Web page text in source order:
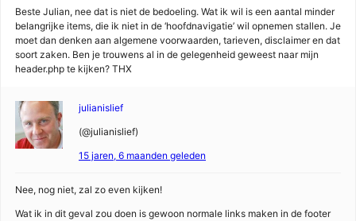
Beste Julian, nee dat is niet de bedoeling. Wat ik wil is een aantal minder
belangrijke items, die ik niet in de ‘hoofdnavigatie’ wil opnemen stallen. Je
moet dan denken aan algemene voorwaarden, tarieven, disclaimer en dat
soort zaken. Ben je trouwens al in de gelegenheid geweest naar mijn
header.php te kijken? THX
julianislief
(@julianislief)
15 jaren, 6 maanden geleden
Nee, nog niet, zal zo even kijken!
Wat ik in dit geval zou doen is gewoon normale links maken in de footer